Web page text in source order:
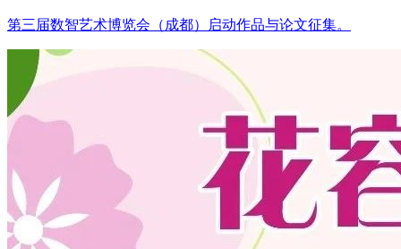
第三届数智艺术博览会（成都）启动作品与论文征集。